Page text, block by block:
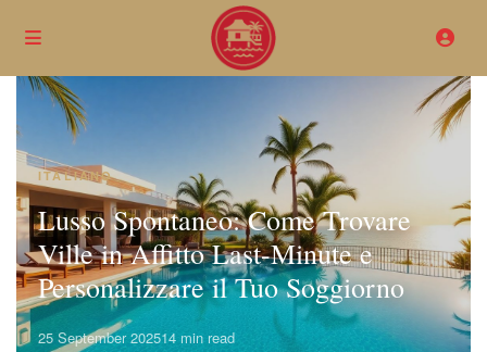
ITALIANO
Lusso Spontaneo: Come Trovare
Ville in Affitto Last-Minute e
Personalizzare il Tuo Soggiorno
25 September 202514 min read